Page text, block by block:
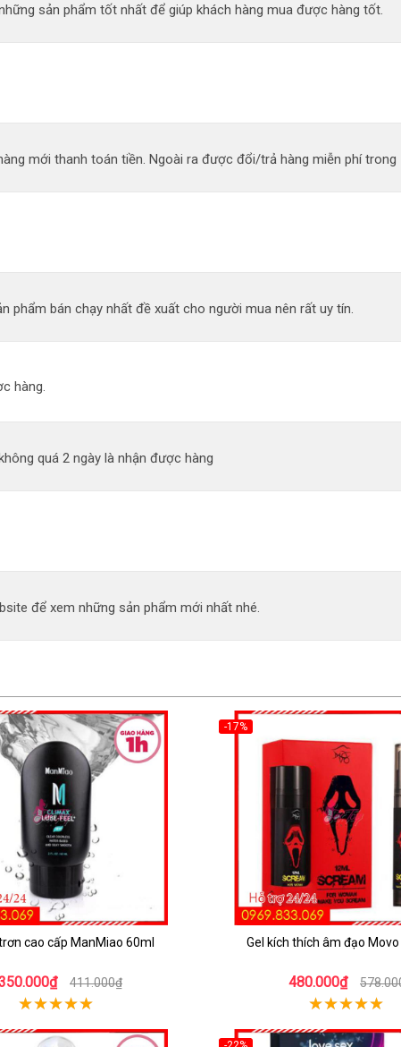
sản phẩm tốt nhất để giúp khách hàng mua được hàng tốt.
mới thanh toán tiền. Ngoài ra được đổi/trả hàng miễn phí trong
phẩm bán chạy nhất đề xuất cho người mua nên rất uy tín.
hàng.
quá 2 ngày là nhận được hàng
để xem những sản phẩm mới nhất nhé.
cao cấp ManMiao 60ml
411.000₫
-17%
Gel kích thích âm đạo
480.000₫